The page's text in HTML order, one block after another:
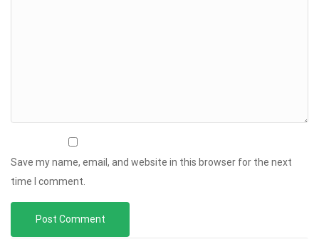
Save my name, email, and website in this browser for the next
time I comment.